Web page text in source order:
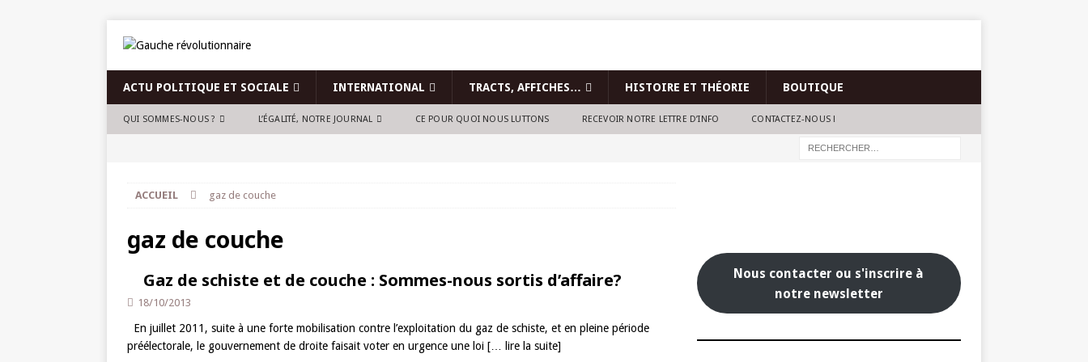
ACTU POLITIQUE ET SOCIALE INTERNATIONAL TRACTS, AFFICHES… HISTOIRE ET THÉORIE BOUTIQUE
QUI SOMMES-NOUS ? L’ÉGALITÉ, NOTRE JOURNAL CE POUR QUOI NOUS LUTTONS RECEVOIR NOTRE LETTRE D’INFO CONTACTEZ-NOUS !
ACCUEIL gaz de couche
gaz de couche
Gaz de schiste et de couche : Sommes-nous sortis d’affaire?
18/10/2013
En juillet 2011, suite à une forte mobilisation contre l’exploitation du gaz de schiste, et en pleine période
préélectorale, le gouvernement de droite faisait voter en urgence une loi [… lire la suite]
Nous contacter ou s'inscrire à
notre newsletter